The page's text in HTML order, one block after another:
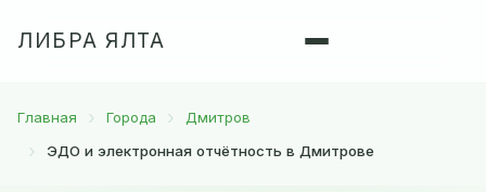
ЛИБРА ЯЛТА
Главная Города
Дмитров
ЭДО и электронная отчётность в Дмитрове